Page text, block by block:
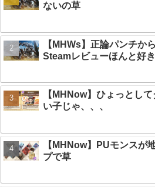
ないの草
【MHWs】正論パンチか
Steamレビューほんと好き
【MHNow】ひょっとし
い子じゃ、、、
【MHNow】PUモンスが
プで草